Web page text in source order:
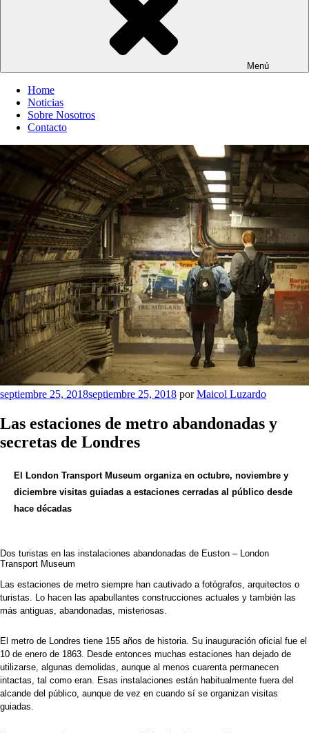
Menú
Home
Noticias
Sobre Nosotros
Contacto
Publicado
septiembre 25, 2018septiembre 25, 2018 porMaicol Luzardo
Las estaciones de metro abandonadas y
secretas de Londres
El London Transport Museum organiza en octubre, noviembre y
diciembre visitas guiadas a estaciones cerradas al público desde
hace décadas
Dos turistas en las instalaciones abandonadas de Euston – London
Transport Museum
Las estaciones de metro siempre han cautivado a fotógrafos, arquitectos o
turistas. Lo hacen las apabullantes construcciones actuales y también las
más antiguas, abandonadas, misteriosas.
El metro de Londres tiene 155 años de historia. Su inauguración oficial fue el
10 de enero de 1863. Desde entonces muchas estaciones han dejado de
utilizarse, algunas demolidas, aunque al menos cuarenta permanecen
intactas, tal como eran. Esas instalaciones están habitualmente fuera del
alcande del público, aunque de vez en cuando sí se organizan visitas
guiadas.